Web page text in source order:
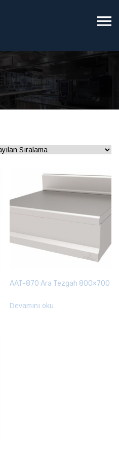
AAT-870 Ara Tezgah 800×700
Devamını oku